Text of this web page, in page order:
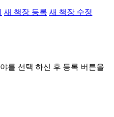
새 책장 등록 새 책장 수정
를 선택 하신 후 등록 버튼을